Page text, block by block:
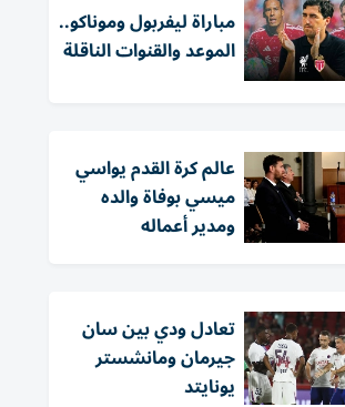
مباراة ليفربول وموناكو..
الموعد والقنوات الناقلة
عالم كرة القدم يواسي
ميسي بوفاة والده
ومدير أعماله
تعادل ودي بين سان
جيرمان ومانشستر
يونايتد